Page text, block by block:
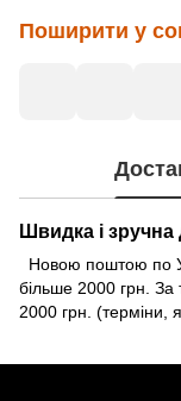
Поширити у
Швидка і зручна
Новою поштою по
більше 2000 грн. За
2000 грн. (терміни,